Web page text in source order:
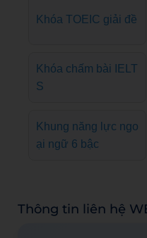
Khóa TOEIC giải đề
Khóa chấm bài IELT
S
Khung năng lực ngo
ại ngữ 6 bậc
Thông tin liên hệ